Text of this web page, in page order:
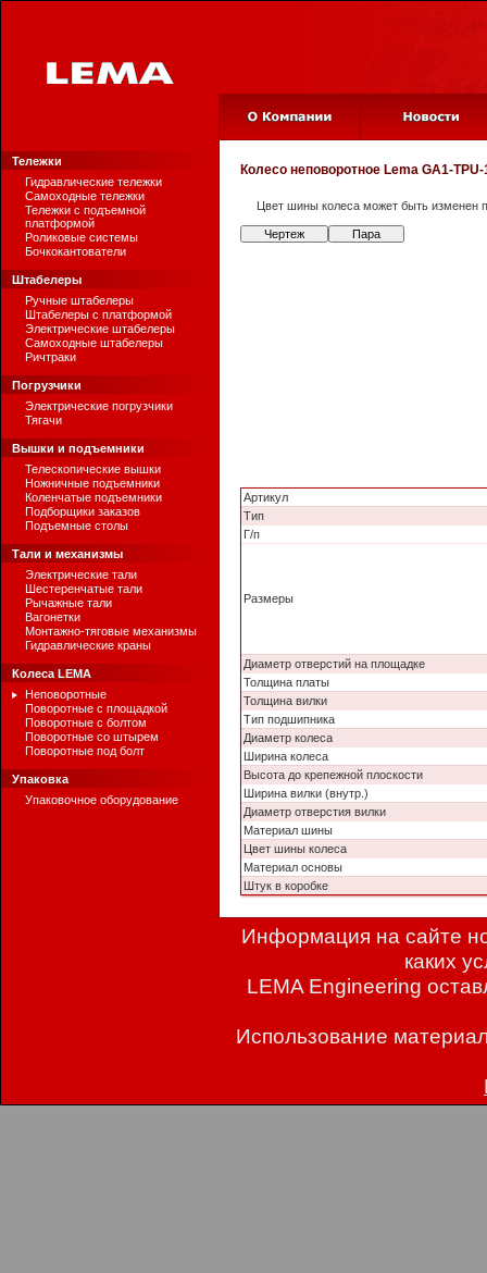
Тележки
Гидравлические тележки
Самоходные тележки
Тележки с подъемной
платформой
Роликовые системы
Бочкокантователи
Штабелеры
Ручные штабелеры
Штабелеры с платформой
Электрические штабелеры
Самоходные штабелеры
Ричтраки
Погрузчики
Электрические погрузчики
Тягачи
Вышки и подъемники
Телескопические вышки
Ножничные подъемники
Коленчатые подъемники
Подборщики заказов
Подъемные столы
Тали и механизмы
Электрические тали
Шестеренчатые тали
Рычажные тали
Вагонетки
Монтажно-тяговые механизмы
Гидравлические краны
Колеса LEMA
Неповоротные
Поворотные с площадкой
Поворотные с болтом
Поворотные со штырем
Поворотные под болт
Упаковка
Упаковочное оборудование
Колесо неповоротное Lema GA1-
Цвет шины колеса может быть изменен
Чертеж Пара
Артикул
Тип
Г/п
Размеры
Диаметр отверстий на площадке
Толщина платы
Толщина вилки
Тип подшипника
Диаметр колеса
Ширина колеса
Высота до крепежной плоскости
Ширина вилки (внутр.)
Диаметр отверстия вилки
Материал шины
Цвет шины колеса
Материал основы
Штук в коробке
Информация на сайте
каких
LEMA Engineering
Использование